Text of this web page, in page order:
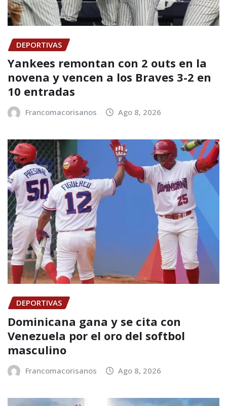
DEPORTIVAS
Yankees remontan con 2 outs en la
novena y vencen a los Braves 3-2 en
10 entradas
Francomacorisanos Ago 8, 2026
DEPORTIVAS
Dominicana gana y se cita con
Venezuela por el oro del softbol
masculino
Francomacorisanos Ago 8, 2026